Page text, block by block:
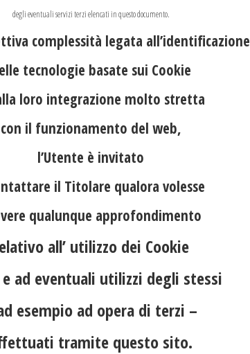
degli eventuali servizi terzi elencati in questo documento.
complessità legata all’identificazione
tecnologie basate sui Cookie
loro integrazione molto stretta
con il funzionamento del web,
l’Utente è invitato
il Titolare qualora volesse
qualunque approfondimento
all’ utilizzo dei Cookie
ad eventuali utilizzi degli stessi
esempio ad opera di terzi –
tramite questo sito.